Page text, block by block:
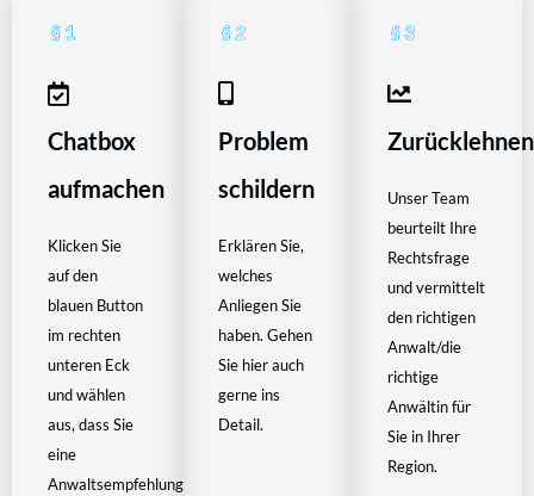
Chatbox
aufmachen
Klicken Sie
auf den
blauen Button
im rechten
unteren Eck
und wählen
aus, dass Sie
eine
Anwaltsempfehlung
Problem
schildern
Erklären Sie,
welches
Anliegen Sie
haben. Gehen
Sie hier auch
gerne ins
Detail.
Zurücklehnen
Unser Team
beurteilt Ihre
Rechtsfrage
und vermittelt
den richtigen
Anwalt/die
richtige
Anwältin für
Sie in Ihrer
Region.